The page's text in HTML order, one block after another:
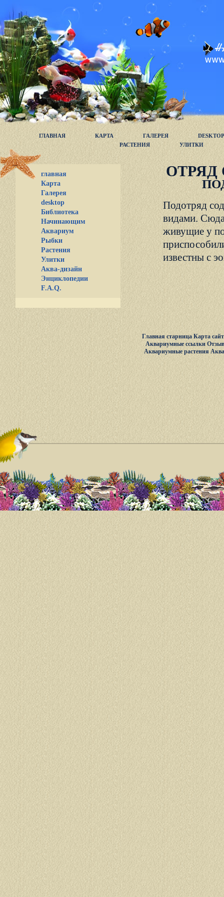
ГЛАВНАЯ КАРТА ГАЛЕРЕЯ
DESKTOP
РАСТЕНИЯ
УЛИТКИ
главная
Карта
Галерея
desktop
Библиотека
Начинающим
Аквариум
Рыбки
Растения
Улитки
Аква-дизайн
Энциклопедии
F.A.Q.
ОТРЯД
Подотряд
видами.
живущие у
известны с
Главная старница Карта
Аквариумные ссылки
Аквариумные растения